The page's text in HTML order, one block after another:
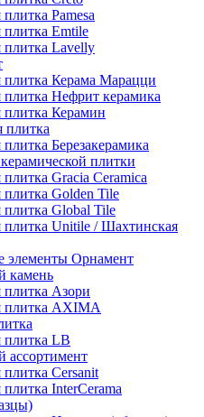
Pamesa
плитка Emtile
плитка Lavelly
плитка Керама Марацци
плитка Нефрит керамика
плитка Керамин
плитка
Березакерамика
плитки
Gracia Ceramica
плитка Golden Tile
плитка Global Tile
плитка Unitile / Шахтинская
элементы Орнамент
камень
плитка Азори
плитка AXIMA
плитка LB
ассортимент
Cersanit
InterCerama